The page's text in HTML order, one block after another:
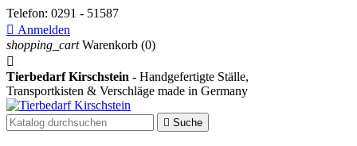
Telefon: 0291 - 51587
 Anmelden
shopping_cart Warenkorb (0)

Tierbedarf Kirschstein - Handgefertigte Ställe,
Transportkisten & Verschläge made in Germany
 Suche